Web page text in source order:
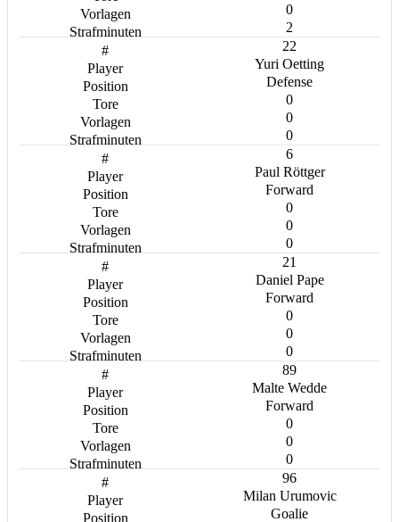
0
2
22
Yuri Oetting
Defense
0
0
0
6
Paul Röttger
Forward
0
0
0
21
Daniel Pape
Forward
0
0
0
89
Malte Wedde
Forward
0
0
0
96
Milan Urumovic
Goalie